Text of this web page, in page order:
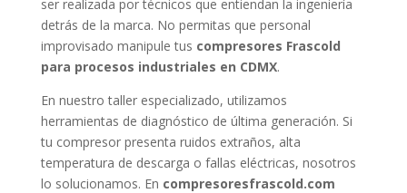
ser realizada por técnicos que entiendan la ingeniería
detrás de la marca. No permitas que personal
improvisado manipule tus compresores Frascold
para procesos industriales en CDMX.
En nuestro taller especializado, utilizamos
herramientas de diagnóstico de última generación. Si
tu compresor presenta ruidos extraños, alta
temperatura de descarga o fallas eléctricas, nosotros
lo solucionamos. En compresoresfrascold.com